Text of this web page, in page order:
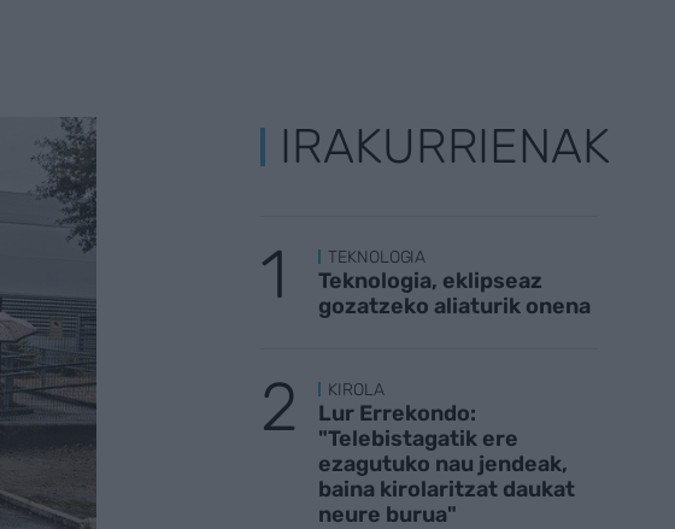
IRAKURRIENAK
TEKNOLOGIA
Teknologia, eklipseaz
gozatzeko aliaturik onena
KIROLA
Lur Errekondo:
"Telebistagatik ere
ezagutuko nau jendeak,
baina kirolaritzat daukat
neure burua"